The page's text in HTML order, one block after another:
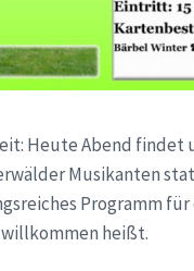
Heute Abend findet
Musikanten
Programm
heißt.